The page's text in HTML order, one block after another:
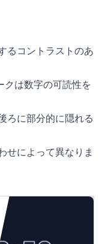
るコントラストのあ
は数字の可読性を
ろに部分的に隠れる
せによって異なりま